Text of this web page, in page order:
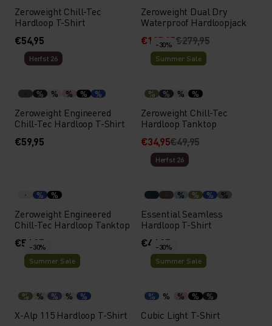
Zeroweight Chill-Tec
Hardloop T-Shirt
€54,95
Zeroweight Dual Dry
Waterproof Hardloopjack
€195,95€279,95
Herfst 26
% % % % %
Zeroweight Engineered
Chill-Tec Hardloop T-Shirt
€59,95
-30%
Summer Sale
% % % %
Zeroweight Chill-Tec
Hardloop Tanktop
€34,95€49,95
% %
Zeroweight Engineered
Chill-Tec Hardloop Tanktop
€54,95
Herfst 26
% % % %
Essential Seamless
Hardloop T-Shirt
€44,95
-30%
Summer Sale
% % % % %
X-Alp 115 Hardloop T-Shirt
-30%
Summer Sale
% % % % %
Cubic Light T-Shirt